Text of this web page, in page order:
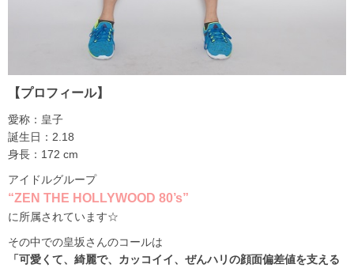
【プロフィール】
愛称：皇子
誕生日：2.18
身長：172 cm
アイドルグループ
“ZEN THE HOLLYWOOD 80’s”
に所属されています☆
その中での皇坂さんのコールは
「可愛くて、綺麗で、カッコイイ、ぜんハリの顔面偏差値を支える